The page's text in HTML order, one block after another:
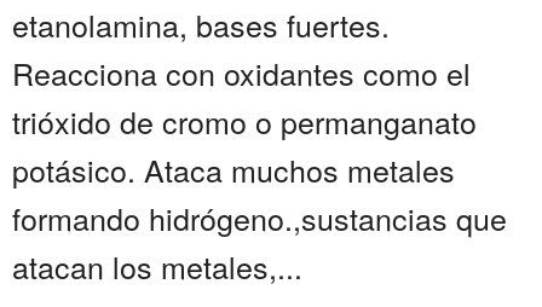
etanolamina, bases fuertes.
Reacciona con oxidantes como el
trióxido de cromo o permanganato
potásico. Ataca muchos metales
formando hidrógeno.,sustancias que
atacan los metales,...